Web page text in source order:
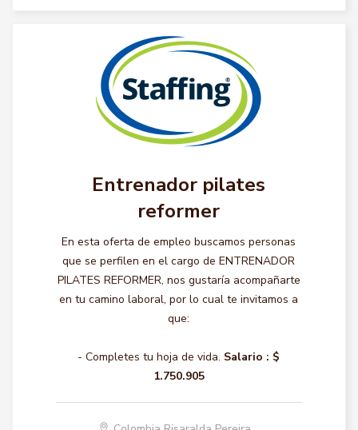
Entrenador pilates
reformer
En esta oferta de empleo buscamos personas
que se perfilen en el cargo de ENTRENADOR
PILATES REFORMER, nos gustaría acompañarte
en tu camino laboral, por lo cual te invitamos a
que:
- Completes tu hoja de vida. Salario : $
1.750.905